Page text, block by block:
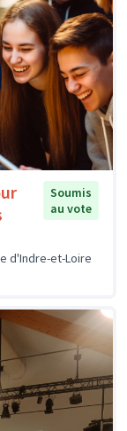
Soumis
au vote
d'Indre-et-Loire